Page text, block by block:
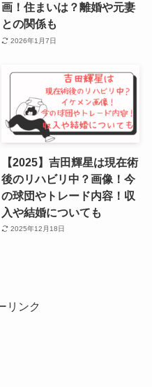
画！住まいは？離婚や元妻
との関係も
2026年1月7日
【2025】吉田輝星は現在術
後のリハビリ中？画像！今
の球団やトレード内容！収
入や結婚についても
2025年12月18日
リンク